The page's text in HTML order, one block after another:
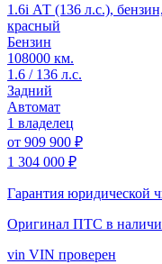
1.6i АТ (136 л.с.),
красный
Бензин
108000 км.
1.6 / 136 л.с.
Задний
Автомат
1 владелец
от 909 900 ₽
1 304 000 ₽
Гарантия юридической
Оригинал ПТС в
vin VIN проверен